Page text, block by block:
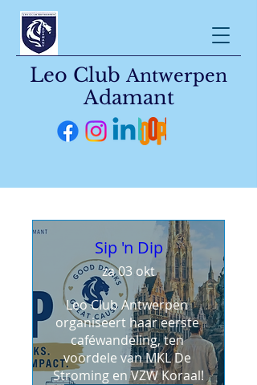
Leo Club Antwerpen
Adamant
Sip 'n Dip
za 03 okt
Leo Club Antwerpen
organiseert haar eerste
caféwandeling, ten
voordele van MKL De
Stroming en VZW Koraal!